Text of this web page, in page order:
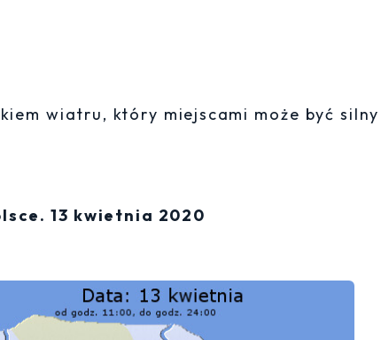
wiatru, który miejscami może być
13 kwietnia 2020